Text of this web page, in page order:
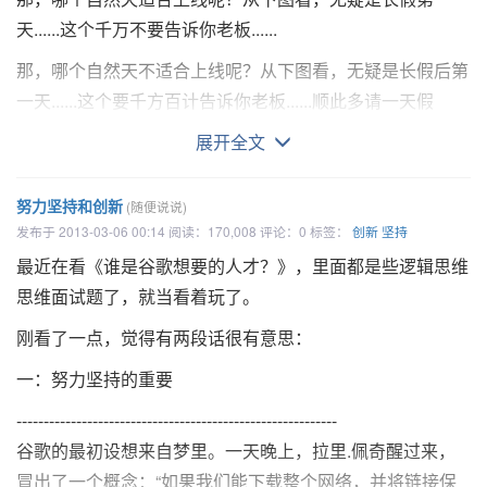
这，要看监管机构听谁的。
还是先看看我们行业的情况，吴军博士在Google和腾讯都
有工作经验，在《吴军的谷歌方法论》中谈及硅谷和腾讯的
我们经常感叹为什么中国人在硅谷晋升得没有印度
人快，这里面有很多原因，其中一个小的原因是，
中国人之间相互分享利益做得非常不好，不注重相
互提携。
我到腾讯后，有一次公司请杰克∙韦尔奇的助手，
GE和高盛的首席培训官科尔（Steve Kerr）对干部
进行培训。科尔就特别强调部门之间需要分享利
Salz 盐
Die Analysenwerte unterliegen den bei Erzeugnissen aus
Schutzatmosphäre verpackt.
从原料的天然含量计算分析值是受正常从天然产物为产生波
动。在保护气氛的包装。
Mineralstoffe 矿质元素
Natrium 钠
Kalium 钾
Chlorid 氯
Calcium 钙
天......这个千万不要告诉你老板......
那，哪个自然天不适合上线呢？从下图看，无疑是长假后第
一天......这个要千方百计告诉你老板......顺此多请一天假
展开全文
努力坚持和创新 (随便说说)
发布于 2013-03-06 00:14 阅读：170,008 评论：0 标签： 创新 坚持
最近在看《谁是谷歌想要的人才？》，里面都是些逻辑思维
思维面试题了，就当看着玩了。
刚看了一点，觉得有两段话很有意思：
一：努力坚持的重要
-----------------------------------------------------------
谷歌的最初设想来自梦里。一天晚上，拉里.佩奇醒过来，
冒出了一个概念：“如果我们能下载整个网络，并将链接保